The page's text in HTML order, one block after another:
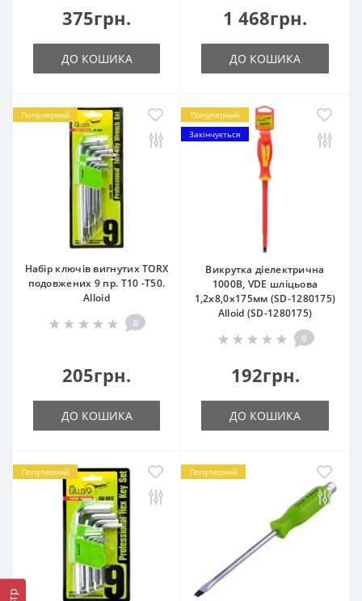
375грн.
ДО КОШИКА
1 468грн.
ДО КОШИКА
Популярний
Набір ключів вигнутих TORX
подовжених 9 пр. T10 -T50.
Alloid
0
205грн.
ДО КОШИКА
Популярний
Закінчується
Викрутка діелектрична
1000В, VDE шліцьова
1,2х8,0х175мм (SD-1280175)
Alloid (SD-1280175)
0
192грн.
ДО КОШИКА
Популярний Популярний